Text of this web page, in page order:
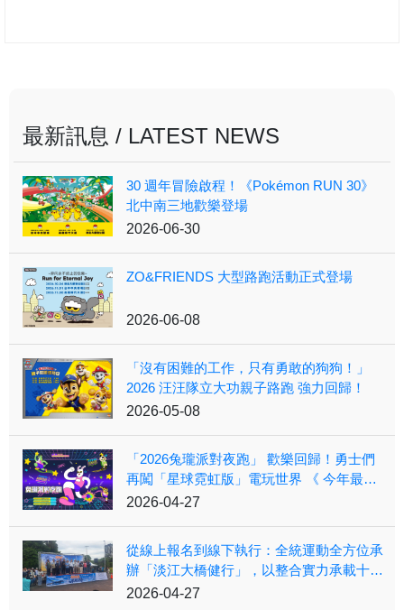
最新訊息 / LATEST NEWS
30 週年冒險啟程！《Pokémon RUN 30》
北中南三地歡樂登場
2026-06-30
ZO&FRIENDS 大型路跑活動正式登場
2026-06-08
「沒有困難的工作，只有勇敢的狗狗！」
2026 汪汪隊立大功親子路跑 強力回歸！
2026-05-08
「2026兔瓏派對夜跑」 歡樂回歸！勇士們
再闖「星球霓虹版」電玩世界 《 今年最酷
的電玩風夜跑派對！》
2026-04-27
從線上報名到線下執行：全統運動全方位承
辦「淡江大橋健行」，以整合實力承載十萬
民眾熱情
2026-04-27